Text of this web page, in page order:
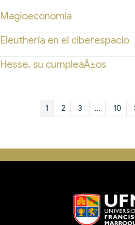
Magioeconomía
Eleuthería en el ciberespacio
Hesse, su cumpleaÃ±os
1 2 3 … 10